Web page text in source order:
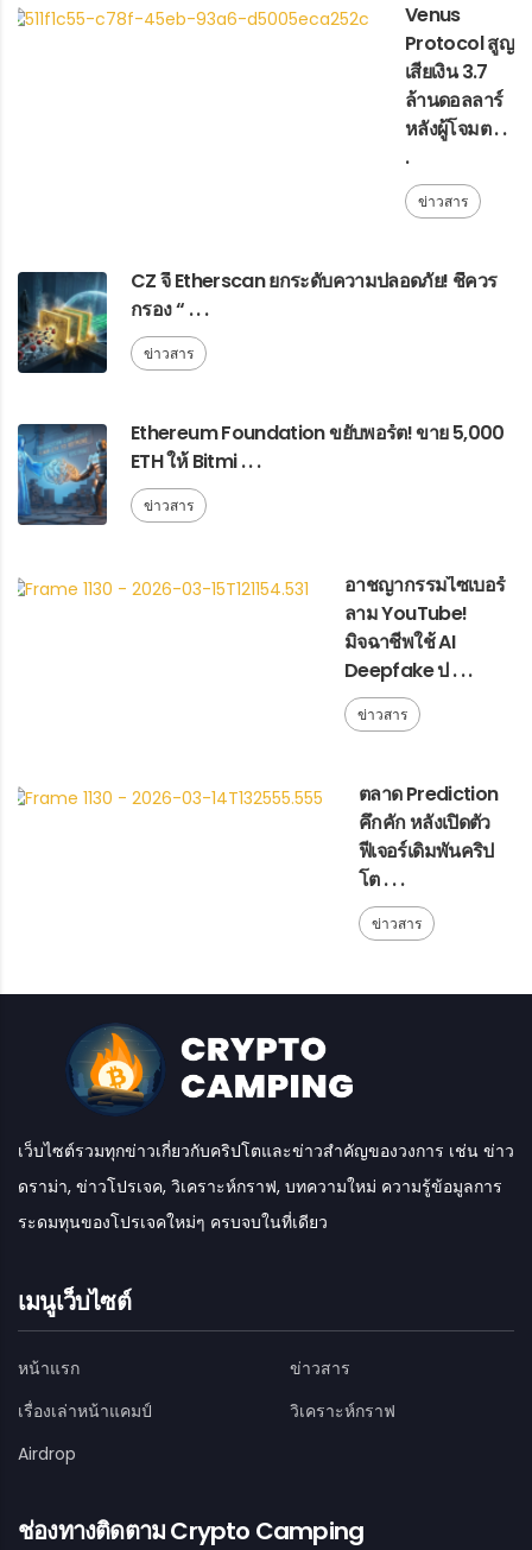
Venus
Protocol สูญ
เสียเงิน 3.7
ล้านดอลลาร์
หลังผู้โจมต . .
.
ข่าวสาร
CZ จี้ Etherscan ยกระดับความปลอดภัย! ชี้ควร
กรอง “ . . .
ข่าวสาร
Ethereum Foundation ขยับพอร์ต! ขาย 5,000
ETH ให้ Bitmi . . .
ข่าวสาร
อาชญากรรมไซเบอร์
ลาม YouTube!
มิจฉาชีพใช้ AI
Deepfake ป . . .
ข่าวสาร
ตลาด Prediction
คึกคัก หลังเปิดตัว
ฟีเจอร์เดิมพันคริป
โต . . .
ข่าวสาร
เว็บไซต์รวมทุกข่าวเกี่ยวกับคริปโตและข่าวสำคัญของวงการ เช่น ข่าว
ดราม่า, ข่าวโปรเจค, วิเคราะห์กราฟ, บทความใหม่ ความรู้ข้อมูลการ
ระดมทุนของโปรเจคใหม่ๆ ครบจบในที่เดียว
เมนูเว็บไซต์
หน้าแรก
ข่าวสาร
เรื่องเล่าหน้าแคมป์
วิเคราะห์กราฟ
Airdrop
ช่องทางติดตาม Crypto Camping